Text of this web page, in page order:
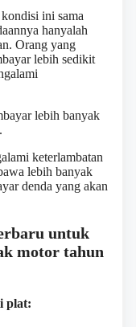
ini sama
hanyalah
Orang yang
lebih sedikit
lebih banyak
keterlambatan
lebih banyak
denda yang akan
untuk
motor tahun
plat: